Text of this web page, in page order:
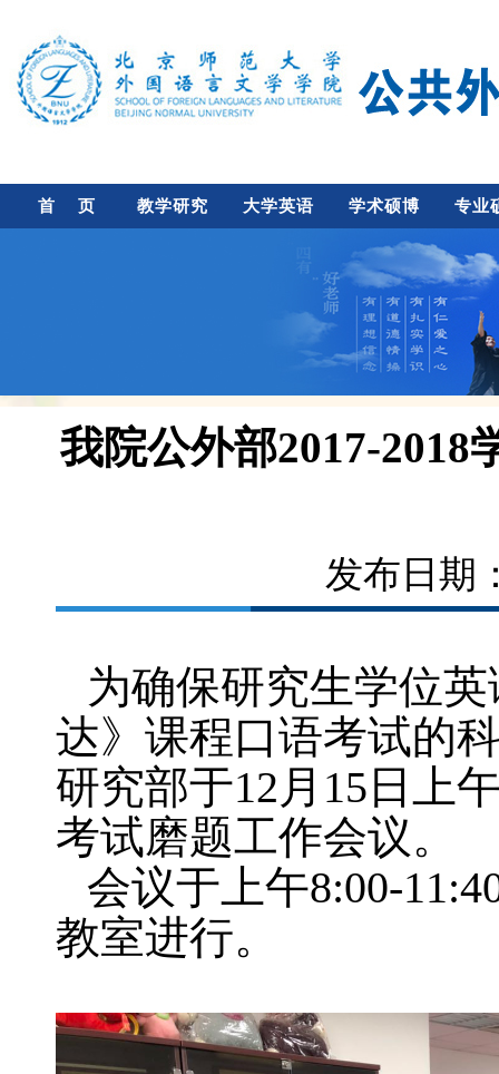
首 页 教学研究 大学英语 学术硕博 专业
我院公外部2017-2018
发布日期
为确保研究生学位
达》课程口语考试的
研究部于12 月 15 日上
考试磨题工作会议。
会议于上午8:00-
教室进行。